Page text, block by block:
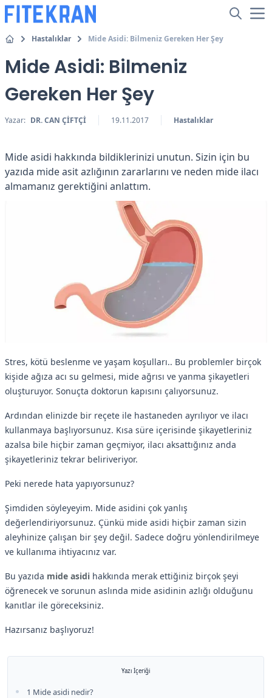
Hastalıklar Mide Asidi: Bilmeniz Gereken Her Şey
Mide Asidi: Bilmeniz
Gereken Her Şey
Yazar: DR. CAN ÇİFTÇİ 19.11.2017 Hastalıklar
Mide asidi hakkında bildiklerinizi unutun. Sizin için bu
yazıda mide asit azlığının zararlarını ve neden mide ilacı
almamanız gerektiğini anlattım.
Stres, kötü beslenme ve yaşam koşulları.. Bu problemler birçok
kişide ağıza acı su gelmesi, mide ağrısı ve yanma şikayetleri
oluşturuyor. Sonuçta doktorun kapısını çalıyorsunuz.
Ardından elinizde bir reçete ile hastaneden ayrılıyor ve ilacı
kullanmaya başlıyorsunuz. Kısa süre içerisinde şikayetleriniz
azalsa bile hiçbir zaman geçmiyor, ilacı aksattığınız anda
şikayetleriniz tekrar beliriveriyor.
Peki nerede hata yapıyorsunuz?
Şimdiden söyleyeyim. Mide asidini çok yanlış
değerlendiriyorsunuz. Çünkü mide asidi hiçbir zaman sizin
aleyhinize çalışan bir şey değil. Sadece doğru yönlendirilmeye
ve kullanıma ihtiyacınız var.
Bu yazıda mide asidi hakkında merak ettiğiniz birçok şeyi
öğrenecek ve sorunun aslında mide asidinin azlığı olduğunu
kanıtlar ile göreceksiniz.
Hazırsanız başlıyoruz!
Yazı İçeriği
1 Mide asidi nedir?